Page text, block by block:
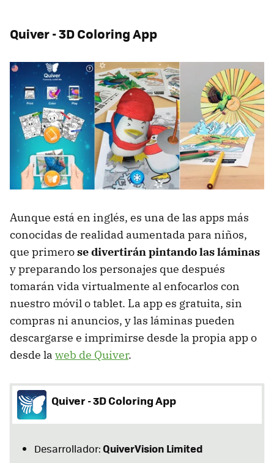
Quiver - 3D Coloring App
Aunque está en inglés, es una de las apps más
conocidas de realidad aumentada para niños,
que primerose divertirán pintando las láminas
y preparando los personajes que después
tomarán vida virtualmente al enfocarlos con
nuestro móvil o tablet. La app es gratuita, sin
compras ni anuncios, y las láminas pueden
descargarse e imprimirse desde la propia app o
desde la web de Quiver.
Quiver - 3D Coloring App
Desarrollador:QuiverVision Limited